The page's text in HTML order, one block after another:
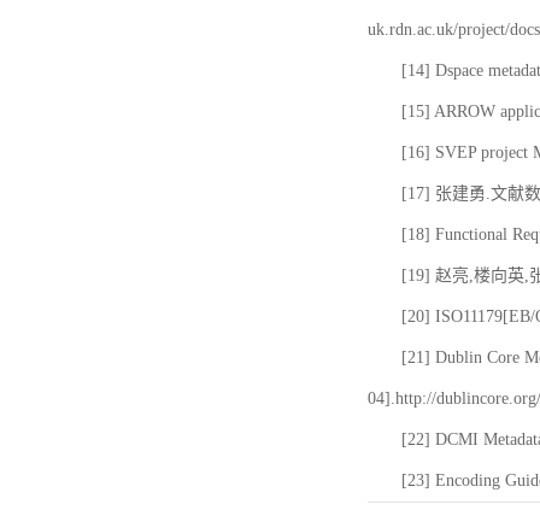
uk.rdn.ac.uk/project/
[14] Dspace
[15] ARROW
[16] SVEP project
[17] 张建勇.文献
[18] Functional
[19] 赵亮,楼向英,
[20] ISO11179[EB/
[21] Dublin Core
04].http://
[22] DCMI
[23] Encoding